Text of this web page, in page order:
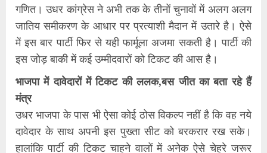
गणित। उधर कांग्रेस ने अभी तक के तीनों चुनावों में अलग अलग
जातिय समीकरण के आधार पर प्रत्याशी मैदान में उतारे है। ऐसे
में इस बार पार्टी फिर से यही फार्मूला अजमा सकती है। पार्टी की
इस जोड़ बाकी में कई उम्मीदवारों को टिकट की आस है।
भाजपा में दावेदारों में टिकट की ललक,बस जीत का बता रहे हैं
मंत्र
उधर भाजपा के पास भी ऐसा कोई ठोस विकल्प नहीं है कि वह नये
दावेदार के साथ अपनी इस पुख्ता सीट को बरकरार रख सके।
हालांकि पार्टी की टिकट चाहने वालों में अनेक ऐसे चेहरे जरूर